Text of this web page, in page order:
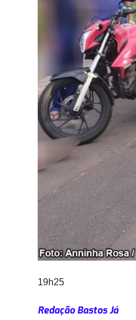
19h25
Redação Bastos Já